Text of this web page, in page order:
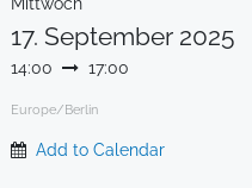
Mittwoch
17. September 2025
14:00 17:00
Europe/Berlin
Add to Calendar